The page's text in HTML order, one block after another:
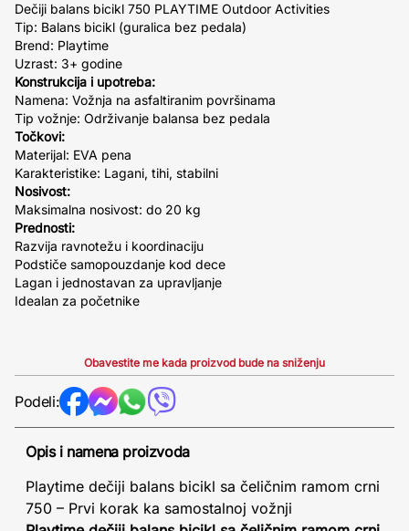
Dečiji balans bicikl 750 PLAYTIME Outdoor Activities
Tip: Balans bicikl (guralica bez pedala)
Brend: Playtime
Uzrast: 3+ godine
Konstrukcija i upotreba:
Namena: Vožnja na asfaltiranim površinama
Tip vožnje: Održivanje balansa bez pedala
Točkovi:
Materijal: EVA pena
Karakteristike: Lagani, tihi, stabilni
Nosivost:
Maksimalna nosivost: do 20 kg
Prednosti:
Razvija ravnotežu i koordinaciju
Podstiče samopouzdanje kod dece
Lagan i jednostavan za upravljanje
Idealan za početnike
Obavestite me kada proizvod bude na sniženju
Podeli:
Opis i namena proizvoda
Playtime dečiji balans bicikl sa čeličnim ramom crni
750 – Prvi korak ka samostalnoj vožnji